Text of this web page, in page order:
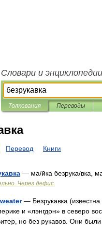
Словари и
Толкования Переводы
Перевод Книги
— ма/йка безрука/вка,
Через дефис.
— Безрукавка (известна
и «лэнгдон» в северо
но без рукавов. Они